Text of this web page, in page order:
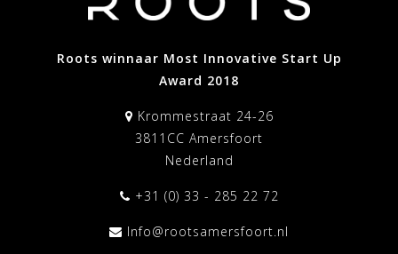
Roots winnaar Most Innovative Start Up
Award 2018
Krommestraat 24-26
3811CC Amersfoort
Nederland
+31 (0) 33 - 285 22 72
Info@rootsamersfoort.nl